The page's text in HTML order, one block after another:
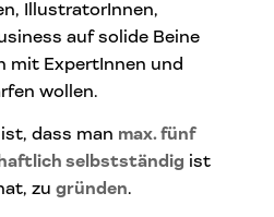
IllustratorInnen,
auf solide Beine
mit ExpertInnen und
wollen.
dass man max. fünf
selbstständig ist
zu gründen.